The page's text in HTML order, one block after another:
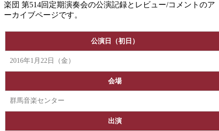
楽団 第514回定期演奏会の公演記録とレビュー/コメントのア
ーカイブページです。
公演日（初日）
2016年1月22日（金）
会場
群馬音楽センター
出演